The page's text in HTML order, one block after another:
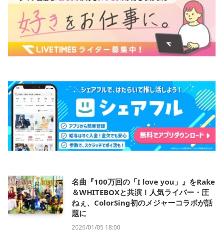
名曲『100万回の「I love you」』をRake
＆WHITEBOXと共演！人気ライバー・圧
ねぇ、ColorSing初のメジャーコラボが話
題に
2026/01/05 18:00